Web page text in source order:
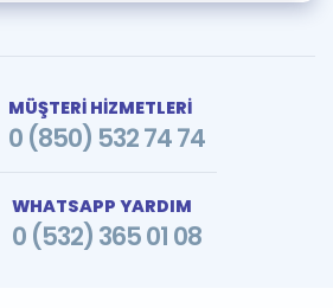
MÜŞTERİ HİZMETLERİ
0 (850) 532 74 74
WHATSAPP YARDIM
0 (532) 365 01 08